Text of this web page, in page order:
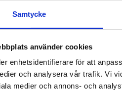
Samtycke
använder cookies
enhetsidentifierare för att
och analysera vår trafik. Vi
medier och annons- och
för monteringen av tex.